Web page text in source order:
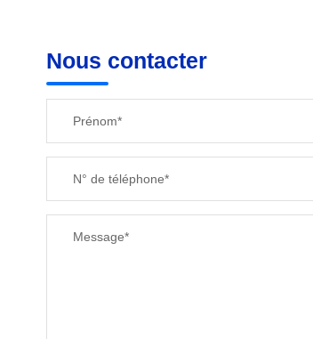
Nous contacter
Prénom*
N° de téléphone*
Message*